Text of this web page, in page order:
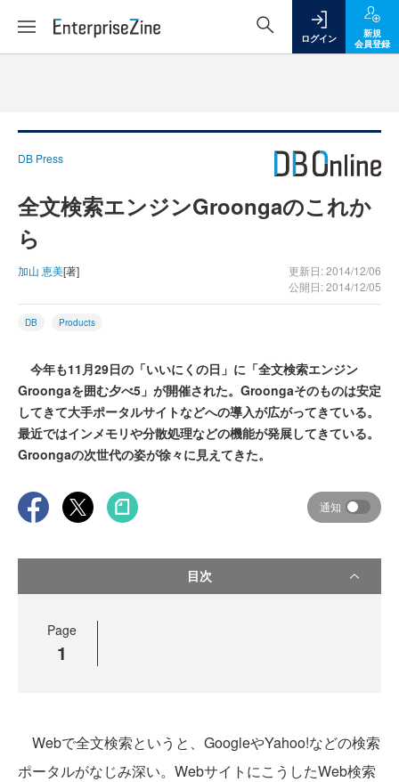
ログイン
新規
会員登録
DB Press
全文検索エンジンGroongaのこれか
ら
加山 恵美[著]
更新日: 2014/12/06
公開日: 2014/12/05
DB Products
今年も11月29日の「いいにくの日」に「全文検索エンジン
Groongaを囲む夕べ5」が開催された。Groongaそのものは安定
してきて大手ポータルサイトなどへの導入が広がってきている。
最近ではインメモリや分散処理などの機能が発展してきている。
Groongaの次世代の姿が徐々に見えてきた。
通知
目次
Page
1
Webで全文検索というと、GoogleやYahoo!などの検索
ポータルがなじみ深い。WebサイトにこうしたWeb検索